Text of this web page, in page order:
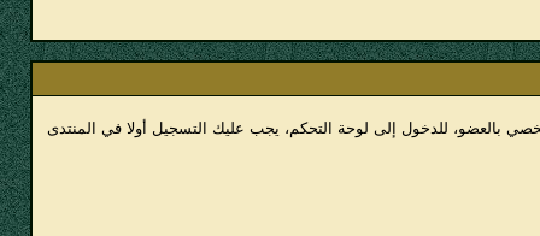
بالعضو، للدخول إلى لوحة التحكم، يجب عليك التسجيل أولا في المنتدى